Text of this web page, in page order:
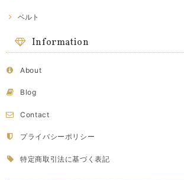
ベルト
Information
About
Blog
Contact
プライバシーポリシー
特定商取引法に基づく表記